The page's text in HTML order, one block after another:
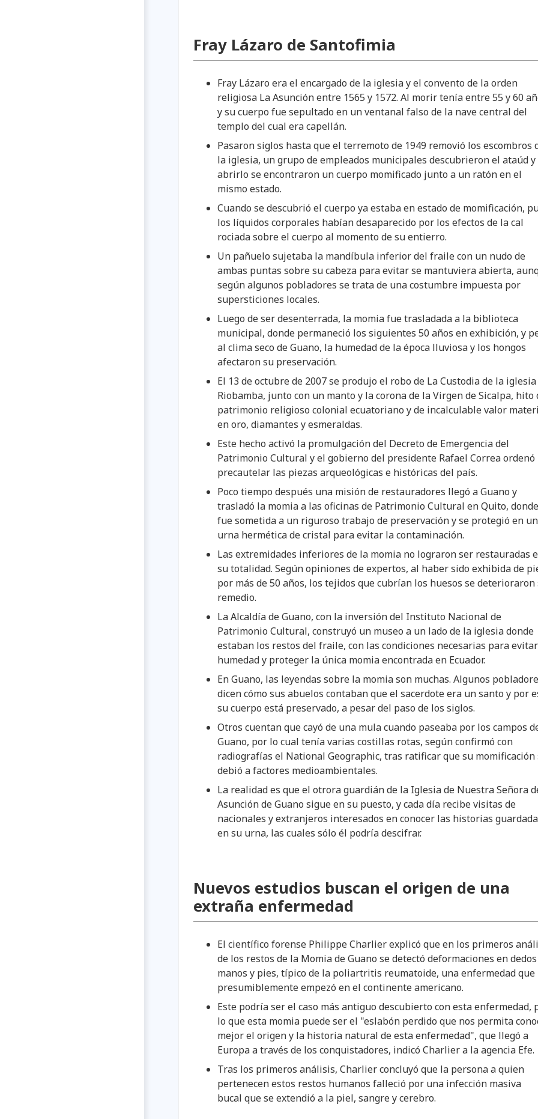
Fray Lázaro de Santofimia
Fray Lázaro era el encargado de la iglesia y el convento de la orden
religiosa La Asunción entre 1565 y 1572. Al morir tenía entre 55 y 60
y su cuerpo fue sepultado en un ventanal falso de la nave central del
templo del cual era capellán.
Pasaron siglos hasta que el terremoto de 1949 removió los escombros
la iglesia, un grupo de empleados municipales descubrieron el ataúd y
abrirlo se encontraron un cuerpo momificado junto a un ratón en el
mismo estado.
Cuando se descubrió el cuerpo ya estaba en estado de momificación,
los líquidos corporales habían desaparecido por los efectos de la cal
rociada sobre el cuerpo al momento de su entierro.
Un pañuelo sujetaba la mandíbula inferior del fraile con un nudo de
ambas puntas sobre su cabeza para evitar se mantuviera abierta,
según algunos pobladores se trata de una costumbre impuesta por
supersticiones locales.
Luego de ser desenterrada, la momia fue trasladada a la biblioteca
municipal, donde permaneció los siguientes 50 años en exhibición, y
al clima seco de Guano, la humedad de la época lluviosa y los hongos
afectaron su preservación.
El 13 de octubre de 2007 se produjo el robo de La Custodia de la
Riobamba, junto con un manto y la corona de la Virgen de Sicalpa, hito
patrimonio religioso colonial ecuatoriano y de incalculable valor
en oro, diamantes y esmeraldas.
Este hecho activó la promulgación del Decreto de Emergencia del
Patrimonio Cultural y el gobierno del presidente Rafael Correa ordenó
precautelar las piezas arqueológicas e históricas del país.
Poco tiempo después una misión de restauradores llegó a Guano y
trasladó la momia a las oficinas de Patrimonio Cultural en Quito, donde
fue sometida a un riguroso trabajo de preservación y se protegió en
urna hermética de cristal para evitar la contaminación.
Las extremidades inferiores de la momia no lograron ser restauradas
su totalidad. Según opiniones de expertos, al haber sido exhibida de
por más de 50 años, los tejidos que cubrían los huesos se deterioraron
remedio.
La Alcaldía de Guano, con la inversión del Instituto Nacional de
Patrimonio Cultural, construyó un museo a un lado de la iglesia donde
estaban los restos del fraile, con las condiciones necesarias para
humedad y proteger la única momia encontrada en Ecuador.
En Guano, las leyendas sobre la momia son muchas. Algunos
dicen cómo sus abuelos contaban que el sacerdote era un santo y por
su cuerpo está preservado, a pesar del paso de los siglos.
Otros cuentan que cayó de una mula cuando paseaba por los campos
Guano, por lo cual tenía varias costillas rotas, según confirmó con
radiografías el National Geographic, tras ratificar que su momificación
debió a factores medioambientales.
La realidad es que el otrora guardián de la Iglesia de Nuestra Señora
Asunción de Guano sigue en su puesto, y cada día recibe visitas de
nacionales y extranjeros interesados en conocer las historias
en su urna, las cuales sólo él podría descifrar.
Nuevos estudios buscan el origen de una
extraña enfermedad
El científico forense Philippe Charlier explicó que en los primeros
de los restos de la Momia de Guano se detectó deformaciones en
manos y pies, típico de la poliartritis reumatoide, una enfermedad que
presumiblemente empezó en el continente americano.
Este podría ser el caso más antiguo descubierto con esta enfermedad,
lo que esta momia puede ser el "eslabón perdido que nos permita
mejor el origen y la historia natural de esta enfermedad", que llegó a
Europa a través de los conquistadores, indicó Charlier a la agencia Efe.
Tras los primeros análisis, Charlier concluyó que la persona a quien
pertenecen estos restos humanos falleció por una infección masiva
bucal que se extendió a la piel, sangre y cerebro.